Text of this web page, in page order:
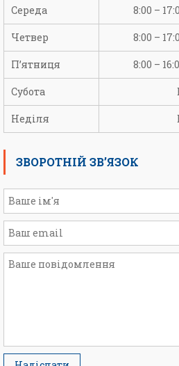
Середа 8:00 –
Четвер 8:00 –
П’ятниця 8:00 –
Субота
Неділя
ЗВОРОТНІЙ ЗВ’ЯЗОК